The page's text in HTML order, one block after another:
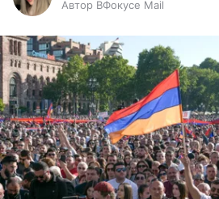
Автор ВФокусе Mail